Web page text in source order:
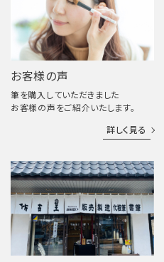
お客様の声
筆を購入していただきました
お客様の声をご紹介いたします。
詳しく見る